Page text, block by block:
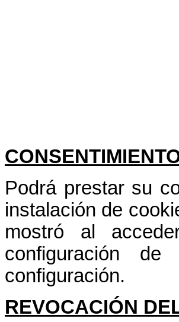
Podrá prestar su
instalación de
mostró al
configuración
configuración.
REVOCACIÓN